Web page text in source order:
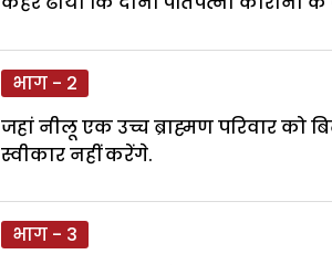
भाग - 2
जहां नीलू एक उच्च ब्राह्मण परिवार को
स्वीकार नहीं करेंगे.
भाग - 3